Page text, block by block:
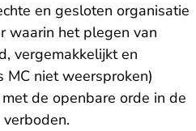
en gesloten organisatie
waarin het plegen van
vergemakkelijkt en
niet weersproken)
de openbare orde in de